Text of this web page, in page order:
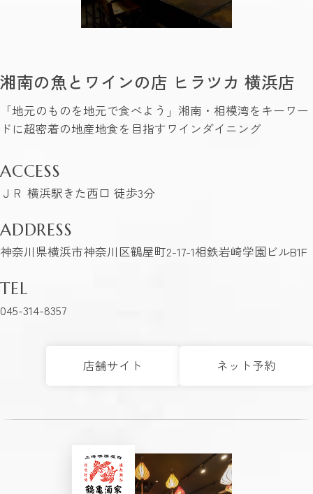
湘南の魚とワインの店 ヒラツカ 横浜店
「地元のものを地元で食べよう」湘南・相模湾をキーワー
ドに超密着の地産地食を目指すワインダイニング
ACCESS
ＪＲ 横浜駅きた西口 徒歩3分
ADDRESS
神奈川県横浜市神奈川区鶴屋町2-17-1相鉄岩崎学園ビルB1F
TEL
045-314-8357
店舗サイト ネット予約